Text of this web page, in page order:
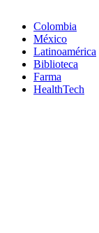
Colombia
México
Latinoamérica
Biblioteca
Farma
HealthTech